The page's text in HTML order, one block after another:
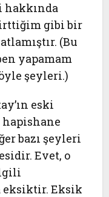
hakkında
gibi bir
(Bu
yapamam
şeyleri.)
eski
hapishane
bazı şeyleri
Evet, o
eksiktir. Eksik